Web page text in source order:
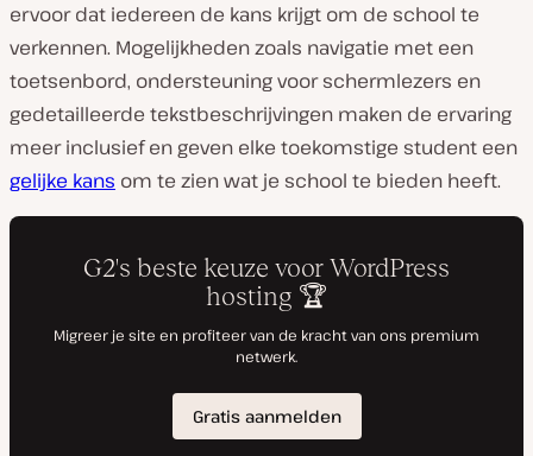
ervoor dat iedereen de kans krijgt om de school te
verkennen. Mogelijkheden zoals navigatie met een
toetsenbord, ondersteuning voor schermlezers en
gedetailleerde tekstbeschrijvingen maken de ervaring
meer inclusief en geven elke toekomstige student een
gelijke kans om te zien wat je school te bieden heeft.